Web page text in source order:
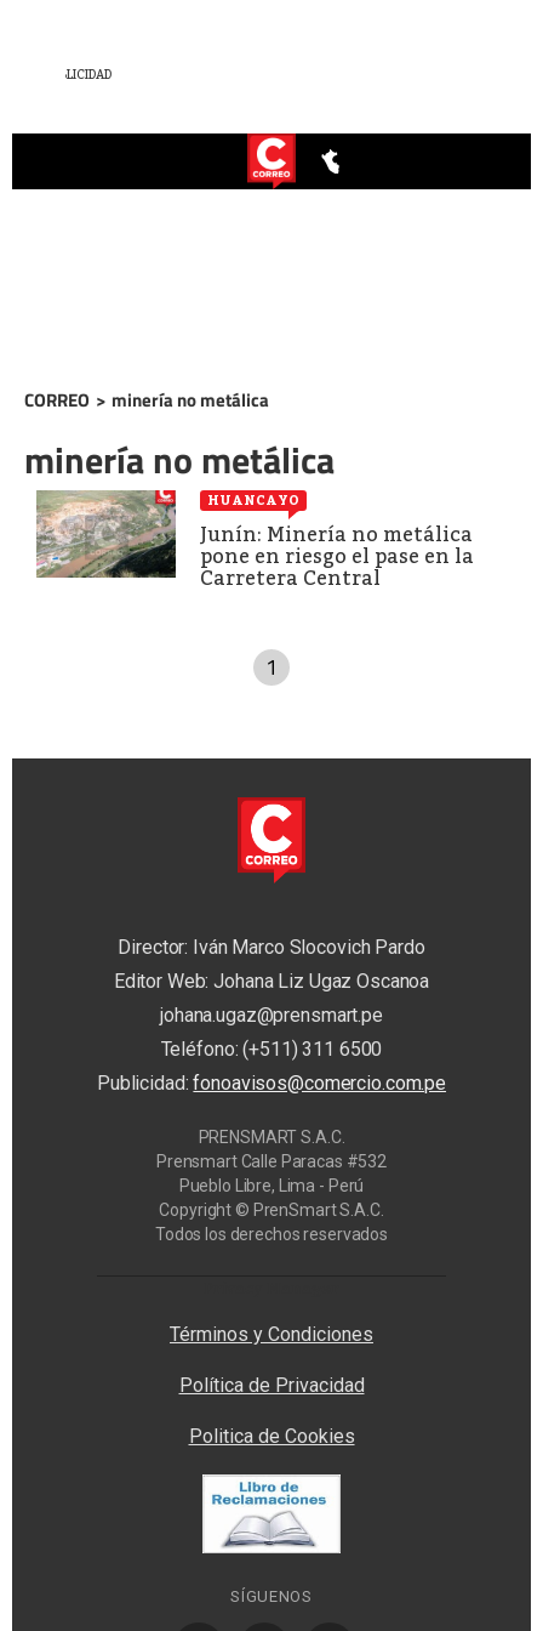
CORREO > minería no metálica
minería no metálica
HUANCAYO
Junín: Minería no metálica
pone en riesgo el pase en la
Carretera Central
1
Director: Iván Marco Slocovich Pardo
Editor Web: Johana Liz Ugaz Oscanoa
johana.ugaz@prensmart.pe
Teléfono: (+511) 311 6500
Publicidad:fonoavisos@comercio.com.pe
PRENSMART S.A.C.
Prensmart Calle Paracas #532
Pueblo Libre, Lima - Perú
Copyright © PrenSmart S.A.C.
Todos los derechos reservados
Términos y Condiciones
Política de Privacidad
Politica de Cookies
SÍGUENOS